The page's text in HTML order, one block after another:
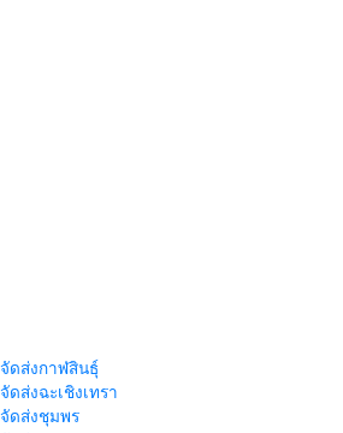
ดส่งกาฬสินธุ์
ดส่งฉะเชิงเทรา
ดส่งชุมพร